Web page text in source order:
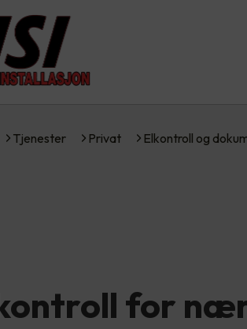
Tjenester Privat Elkontroll og
for